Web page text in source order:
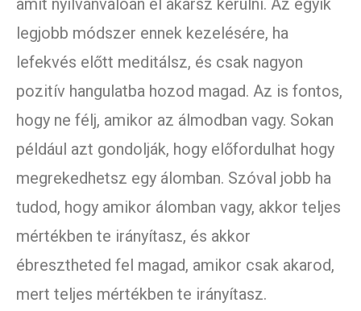
amit nyilvánvalóan el akarsz kerülni. Az egyik
legjobb módszer ennek kezelésére, ha
lefekvés előtt meditálsz, és csak nagyon
pozitív hangulatba hozod magad. Az is fontos,
hogy ne félj, amikor az álmodban vagy. Sokan
például azt gondolják, hogy előfordulhat hogy
megrekedhetsz egy álomban. Szóval jobb ha
tudod, hogy amikor álomban vagy, akkor teljes
mértékben te irányítasz, és akkor
ébresztheted fel magad, amikor csak akarod,
mert teljes mértékben te irányítasz.